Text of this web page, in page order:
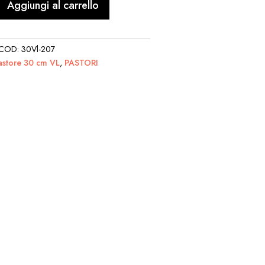
Aggiungi al carrello
30Vl-207
30 cm VL, PASTORI